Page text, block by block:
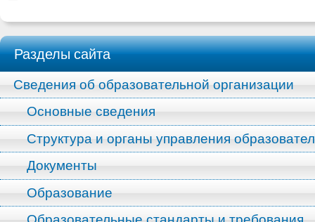
Разделы сайта
Сведения об образовательной организации
Основные сведения
Структура и органы управления
Документы
Образование